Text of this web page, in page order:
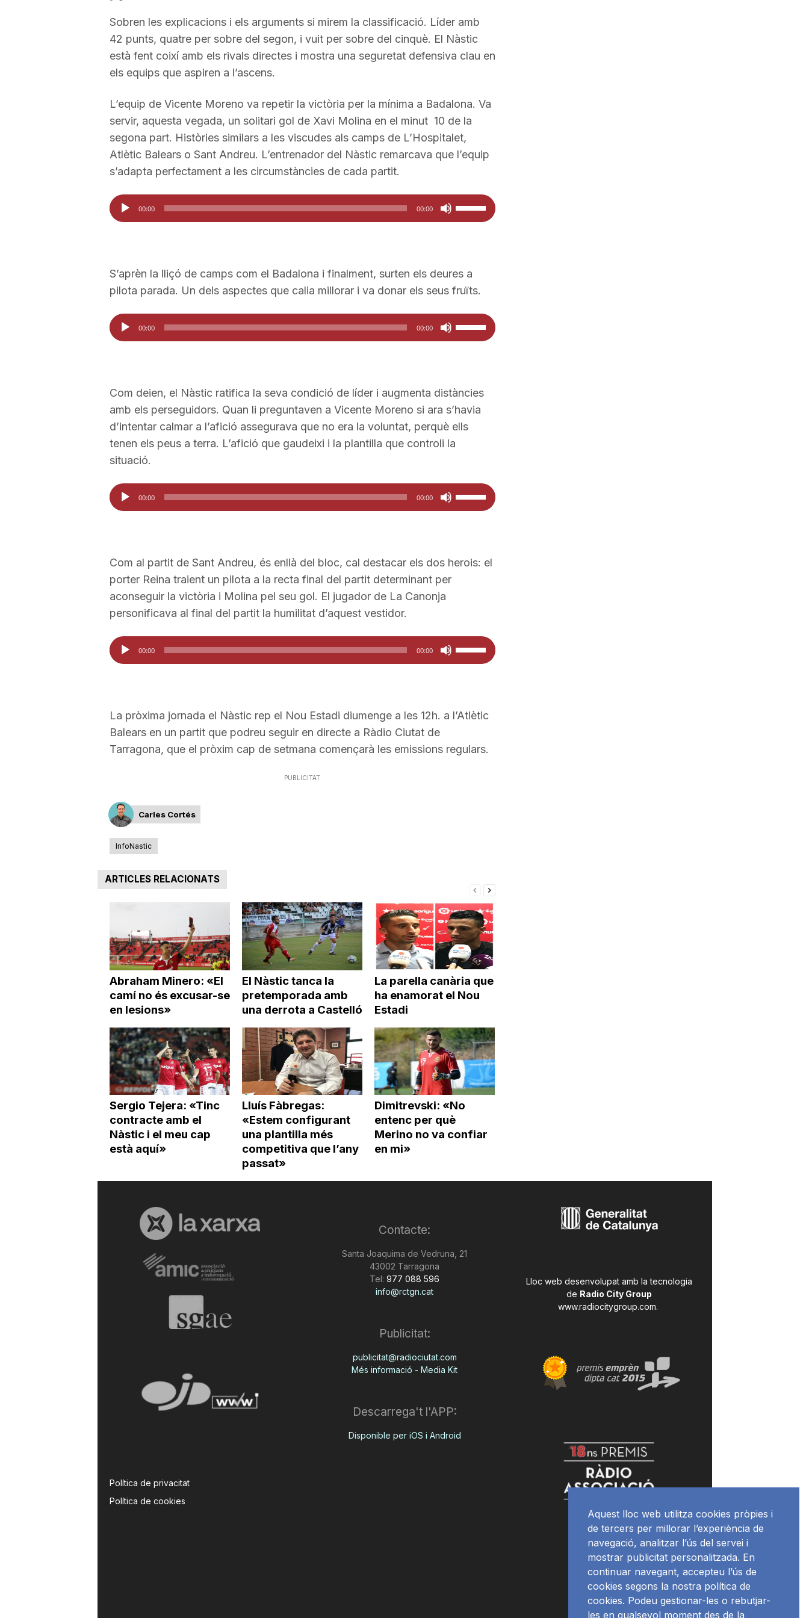
a
r
a
g
o
a
el
volum.
Sobren les explicacions i els arguments si mirem la classificació. Líder amb
42 punts, quatre per sobre del segon, i vuit per sobre del cinquè. El Nàstic
està fent coixí amb els rivals directes i mostra una seguretat defensiva clau en
els equips que aspiren a l’ascens.
L’equip de Vicente Moreno va repetir la victòria per la mínima a Badalona. Va
servir, aquesta vegada, un solitari gol de Xavi Molina en el minut 10 de la
segona part. Històries similars a les viscudes als camps de L’Hospitalet,
Atlètic Balears o Sant Andreu. L’entrenador del Nàstic remarcava que l’equip
s’adapta perfectament a les circumstàncies de cada partit.
Reproductor
d'àudio
00:00 00:00
Feu
servir
de
fletxa
amunt/cap
avall
incrementar
o
disminuir
el
S’aprèn la lliçó de camps com el Badalona i finalment, surten els deures a
pilota parada. Un dels aspectes que calia millorar i va donar els seus fruïts.
Reproductor
d'àudio
00:00 00:00
Feu
servir
de
fletxa
cap
amunt/cap
a
incrementar
el
Com deien, el Nàstic ratifica la seva condició de líder i augmenta distàncies
amb els perseguidors. Quan li preguntaven a Vicente Moreno si ara s’havia
d’intentar calmar a l’afició assegurava que no era la voluntat, perquè ells
tenen els peus a terra. L’afició que gaudeixi i la plantilla que controli la
situació.
Reproductor
d'àudio
00:00 00:00
Feu
servir
de
per
a
disminuir
volum.
Com al partit de Sant Andreu, és enllà del bloc, cal destacar els dos herois: el
porter Reina traient un pilota a la recta final del partit determinant per
aconseguir la victòria i Molina pel seu gol. El jugador de La Canonja
personificava al final del partit la humilitat d’aquest vestidor.
Reproductor
d'àudio
00:00 00:00
Feu
servir
de
cap
volum.
La pròxima jornada el Nàstic rep el Nou Estadi diumenge a les 12h. a l’Atlètic
Balears en un partit que podreu seguir en directe a Ràdio Ciutat de
Tarragona, que el pròxim cap de setmana començarà les emissions regulars.
PUBLICITAT
Carles Cortés
InfoNastic
ARTICLES RELACIONATS
Abraham Minero: «El
camí no és excusar-se
en lesions»
El Nàstic tanca la
pretemporada amb
una derrota a Castelló
La parella canària que
ha enamorat el Nou
Estadi
Sergio Tejera: «Tinc
contracte amb el
Nàstic i el meu cap
està aquí»
Lluís Fàbregas:
«Estem configurant
una plantilla més
competitiva que l’any
passat»
Dimitrevski: «No
entenc per què
Merino no va confiar
en mi»
Política de privacitat
Política de cookies
Contacte:
Santa Joaquima de Vedruna, 21
43002 Tarragona
Tel: 977 088 596
info@rctgn.cat
Publicitat:
publicitat@radiociutat.com
Més informació - Media Kit
Descarrega't l'APP:
Disponible per iOS i Android
Lloc web desenvolupat amb la tecnologia
de Radio City Group
www.radiocitygroup.com.
Aquest lloc web utilitza cookies pròpies i
de tercers per millorar l’experiència de
navegació, analitzar l’ús del servei i
mostrar publicitat personalitzada. En
continuar navegant, accepteu l’ús de
cookies segons la nostra política de
cookies. Podeu gestionar-les o rebutjar-
les en qualsevol moment des de la